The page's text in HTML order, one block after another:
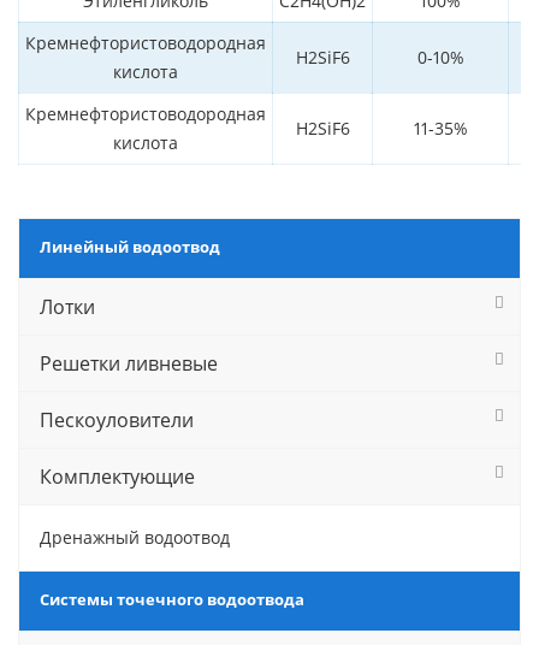
Кремнефтористоводородная
кислота
H2SiF6 0-10%
Кремнефтористоводородная
кислота
H2SiF6 11-35%
Линейный водоотвод
Лотки
Решетки ливневые
Пескоуловители
Комплектующие
Дренажный водоотвод
Системы точечного водоотвода